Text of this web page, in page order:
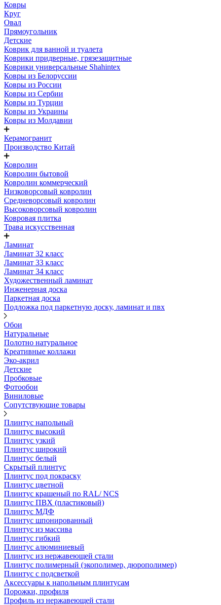
Ковры
Круг
Овал
Прямоугольник
Детские
Коврик для ванной и туалета
Коврики придверные, грязезащитные
Коврики универсальные Shahintex
Ковры из Белоруссии
Ковры из России
Ковры из Сербии
Ковры из Турции
Ковры из Украины
Ковры из Молдавии
Керамогранит
Производство Китай
Ковролин
Ковролин бытовой
Ковролин коммерческий
Низковорсовый ковролин
Средневорсовый ковролин
Высоковорсовый ковролин
Ковровая плитка
Трава искусственная
Ламинат
Ламинат 32 класс
Ламинат 33 класс
Ламинат 34 класс
Художественный ламинат
Инженерная доска
Паркетная доска
Подложка под паркетную доску, ламинат и пвх
Обои
Натуральные
Полотно натуральное
Креативные коллажи
Эко-акрил
Детские
Пробковые
Фотообои
Виниловые
Сопутствующие товары
Плинтус напольный
Плинтус высокий
Плинтус узкий
Плинтус широкий
Плинтус белый
Скрытый плинтус
Плинтус под покраску
Плинтус цветной
Плинтус крашеный по RAL/ NCS
Плинтус ПВХ (пластиковый)
Плинтус МДФ
Плинтус шпонированный
Плинтус из массива
Плинтус гибкий
Плинтус алюминиевый
Плинтус из нержавеющей стали
Плинтус полимерный (экополимер, дюрополимер)
Плинтус с подсветкой
Аксессуары к напольным плинтусам
Порожки, профиля
Профиль из нержавеющей стали